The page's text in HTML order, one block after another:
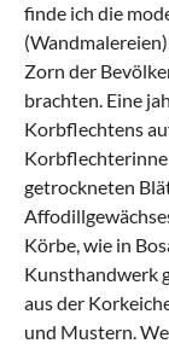
finde ich die
Zorn der
brachten. Eine
Korbflechtens
getrockneten
Körbe, wie in
Kunsthandwerk
aus der
und Mustern.